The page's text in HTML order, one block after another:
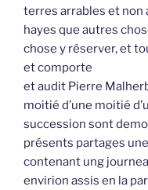
terres arrables et non
hayes que autres
chose y réserver, et
et comporte
et audit Pierre
moitié d’une moitié
succession sont
présents partages
contenant ung
envirion assis en la